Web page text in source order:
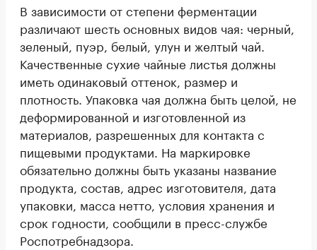
В зависимости от степени ферментации
различают шесть основных видов чая: черный,
зеленый, пуэр, белый, улун и желтый чай.
Качественные сухие чайные листья должны
иметь одинаковый оттенок, размер и
плотность. Упаковка чая должна быть целой, не
деформированной и изготовленной из
материалов, разрешенных для контакта с
пищевыми продуктами. На маркировке
обязательно должны быть указаны название
продукта, состав, адрес изготовителя, дата
упаковки, масса нетто, условия хранения и
срок годности, сообщили в пресс-службе
Роспотребнадзора.